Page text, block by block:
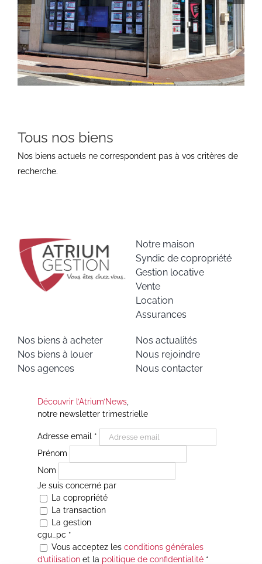
Tous nos biens
Nos biens actuels ne correspondent pas à vos critères de
recherche.
Notre maison
Syndic de copropriété
Gestion locative
Vente
Location
Assurances
Nos biens à acheter
Nos biens à louer
Nos agences
Nos actualités
Nous rejoindre
Nous contacter
Découvrir l’Atrium’News,
notre newsletter trimestrielle
Adresse email *
Prénom
Nom
Je suis concerné par
La copropriété
La transaction
La gestion
cgu_pc *
Vous acceptez les conditions générales
d’utilisationet la politique de confidentialité*